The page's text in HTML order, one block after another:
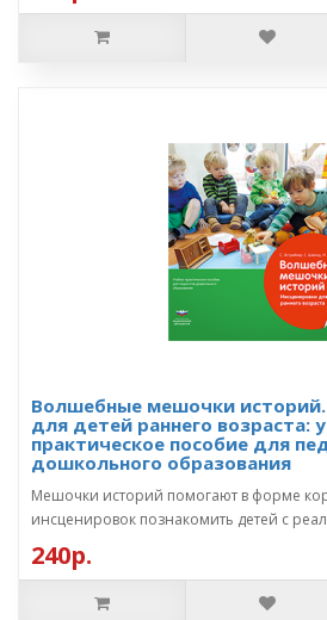
Волшебные мешочки
для детей раннего возраста:
практическое пособие для
дошкольного образования
Мешочки историй помогают в форме
инсценировок познакомить детей с
240р.